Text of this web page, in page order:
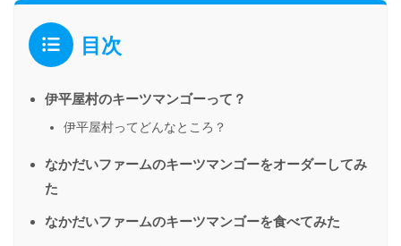
目次
伊平屋村のキーツマンゴーって？
伊平屋村ってどんなところ？
なかだいファームのキーツマンゴーをオーダーしてみ
た
なかだいファームのキーツマンゴーを食べてみた